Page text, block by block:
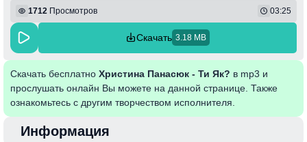
1712 Просмотров 03:25
Скачать 3.18 MB
Скачать бесплатно Христина Панасюк - Ти Як? в mp3 и
прослушать онлайн Вы можете на данной странице. Также
ознакомьтесь с другим творчеством исполнителя.
Информация